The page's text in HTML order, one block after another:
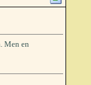
Men en